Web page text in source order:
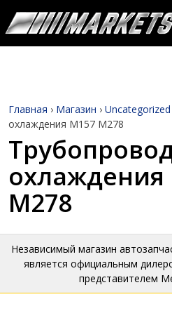
Главная › Магазин › Uncategorized
охлаждения М157 М278
охлаждения
М278
Независимый магазин
является официальным
представителем